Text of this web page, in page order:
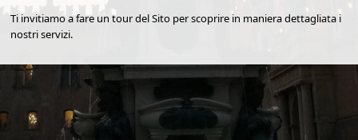
Ti invitiamo a fare un tour del Sito per scoprire in maniera dettagliata i
nostri servizi.